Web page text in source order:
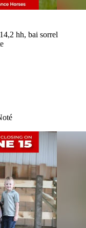
hh, bai sorrel